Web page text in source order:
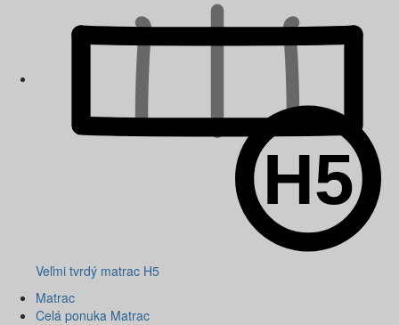
Veľmi tvrdý matrac H5
Matrac
Celá ponuka Matrac